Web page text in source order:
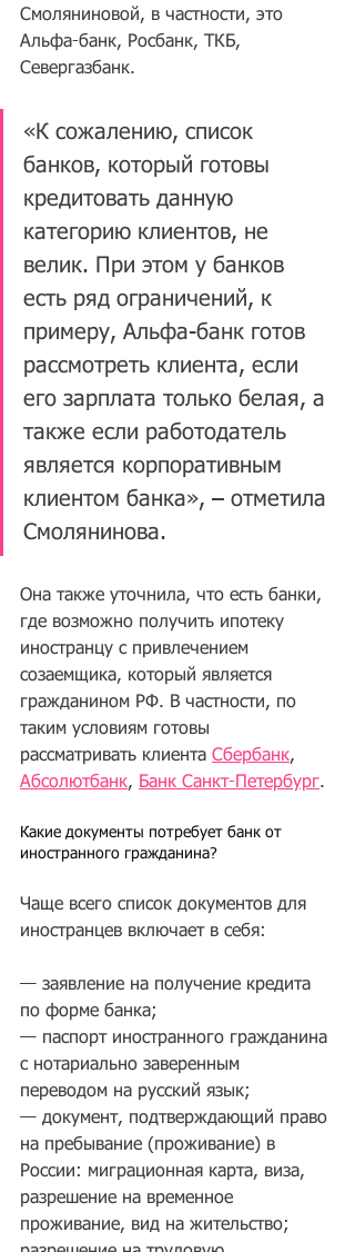
Смоляниновой, в частности, это
Альфа-банк, Росбанк, ТКБ,
Севергазбанк.
«К сожалению, список
банков, который готовы
кредитовать данную
категорию клиентов, не
велик. При этом у банков
есть ряд ограничений, к
примеру, Альфа-банк готов
рассмотреть клиента, если
его зарплата только белая, а
также если работодатель
является корпоративным
клиентом банка», – отметила
Смолянинова.
Она также уточнила, что есть банки,
где возможно получить ипотеку
иностранцу с привлечением
созаемщика, который является
гражданином РФ. В частности, по
таким условиям готовы
рассматривать клиента Сбербанк,
Абсолютбанк, Банк Санкт-Петербург.
Какие документы потребует банк от
иностранного гражданина?
Чаще всего список документов для
иностранцев включает в себя:
— заявление на получение кредита
по форме банка;
— паспорт иностранного гражданина
с нотариально заверенным
переводом на русский язык;
— документ, подтверждающий право
на пребывание (проживание) в
России: миграционная карта, виза,
разрешение на временное
проживание, вид на жительство;